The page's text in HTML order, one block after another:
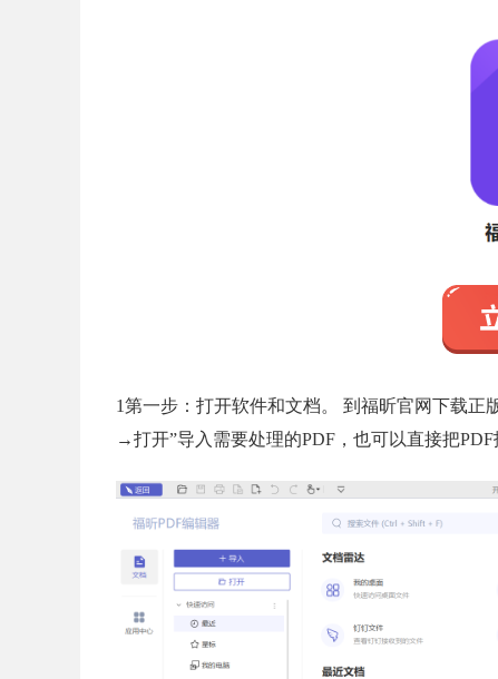
1第一步：打开软件和文档。 到福昕官网下载正
→打开”导入需要处理的PDF，也可以直接把PDF